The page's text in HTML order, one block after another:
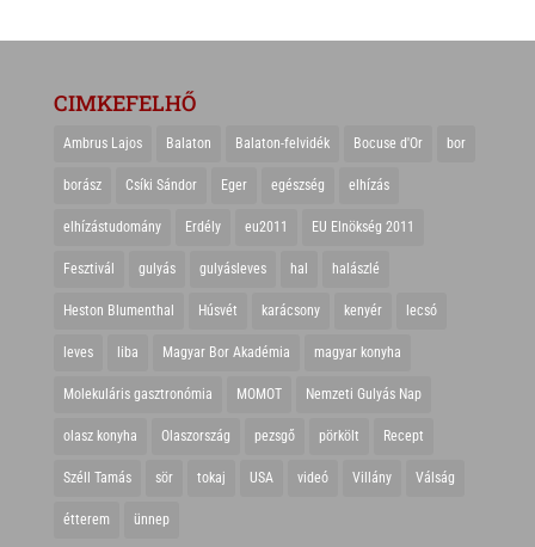
CIMKEFELHŐ
Ambrus Lajos Balaton Balaton-felvidék Bocuse d'Or bor
borász Csíki Sándor Eger egészség elhízás
elhízástudomány Erdély eu2011 EU Elnökség 2011
Fesztivál gulyás gulyásleves hal halászlé
Heston Blumenthal Húsvét karácsony kenyér lecsó
leves liba Magyar Bor Akadémia magyar konyha
Molekuláris gasztronómia MOMOT Nemzeti Gulyás Nap
olasz konyha Olaszország pezsgő pörkölt Recept
Széll Tamás sör tokaj USA videó Villány Válság
étterem ünnep